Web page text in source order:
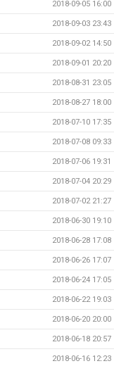
2018-09-05 16:00
2018-09-03 23:43
2018-09-02 14:50
2018-09-01 20:20
2018-08-31 23:05
2018-08-27 18:00
2018-07-10 17:35
2018-07-08 09:33
2018-07-06 19:31
2018-07-04 20:29
2018-07-02 21:27
2018-06-30 19:10
2018-06-28 17:08
2018-06-26 17:07
2018-06-24 17:05
2018-06-22 19:03
2018-06-20 20:00
2018-06-18 20:57
2018-06-16 12:23